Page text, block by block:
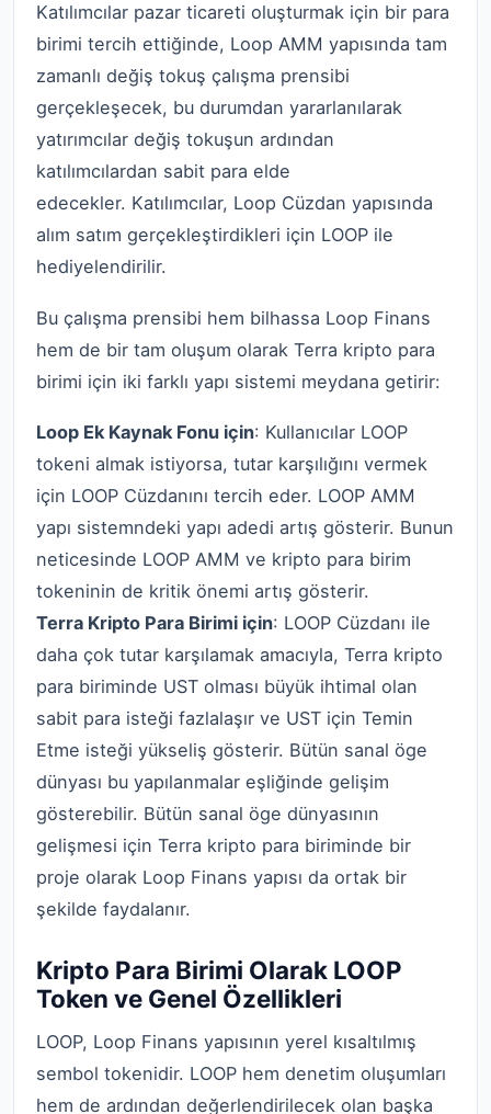
Katılımcılar pazar ticareti oluşturmak için bir para
birimi tercih ettiğinde, Loop AMM yapısında tam
zamanlı değiş tokuş çalışma prensibi
gerçekleşecek, bu durumdan yararlanılarak
yatırımcılar değiş tokuşun ardından
katılımcılardan sabit para elde
edecekler. Katılımcılar, Loop Cüzdan yapısında
alım satım gerçekleştirdikleri için LOOP ile
hediyelendirilir.
Bu çalışma prensibi hem bilhassa Loop Finans
hem de bir tam oluşum olarak Terra kripto para
birimi için iki farklı yapı sistemi meydana getirir:
Loop Ek Kaynak Fonu için: Kullanıcılar LOOP
tokeni almak istiyorsa, tutar karşılığını vermek
için LOOP Cüzdanını tercih eder. LOOP AMM
yapı sistemndeki yapı adedi artış gösterir. Bunun
neticesinde LOOP AMM ve kripto para birim
tokeninin de kritik önemi artış gösterir.
Terra Kripto Para Birimi için: LOOP Cüzdanı ile
daha çok tutar karşılamak amacıyla, Terra kripto
para biriminde UST olması büyük ihtimal olan
sabit para isteği fazlalaşır ve UST için Temin
Etme isteği yükseliş gösterir. Bütün sanal öge
dünyası bu yapılanmalar eşliğinde gelişim
gösterebilir. Bütün sanal öge dünyasının
gelişmesi için Terra kripto para biriminde bir
proje olarak Loop Finans yapısı da ortak bir
şekilde faydalanır.
Kripto Para Birimi Olarak LOOP
Token ve Genel Özellikleri
LOOP, Loop Finans yapısının yerel kısaltılmış
sembol tokenidir. LOOP hem denetim oluşumları
hem de ardından değerlendirilecek olan başka